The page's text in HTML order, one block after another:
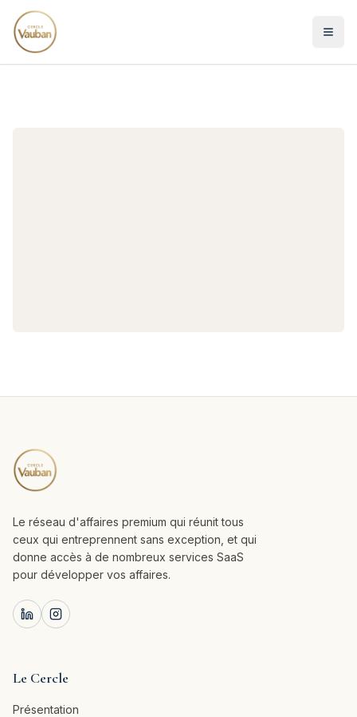
Le réseau d'affaires premium qui réunit tous
ceux qui entreprennent sans exception, et qui
donne accès à de nombreux services SaaS
pour développer vos affaires.
Le Cercle
Présentation